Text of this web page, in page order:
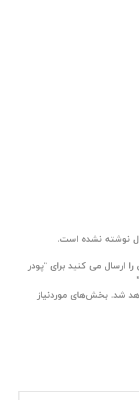
نوشته نشده است.
ارسال می کنید برای “پودر
شد. بخش‌های موردنیاز